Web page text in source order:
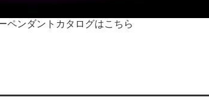
ペンダントカタログはこちら